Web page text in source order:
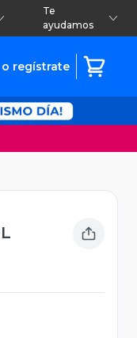
Te
ayudamos
o regístrate